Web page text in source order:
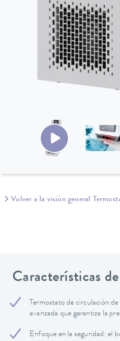
Volver a la visión general
Características
Termostato de circulación
avanzada que garantiza la
Enfoque en la seguridad: el